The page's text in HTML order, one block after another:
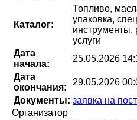
Каталог:
Топливо,
упаковка,
инструменты,
услуги
Дата
начала:
25.05.2026
Дата
окончания:
29.05.2026
Документы: заявка на
Организатор